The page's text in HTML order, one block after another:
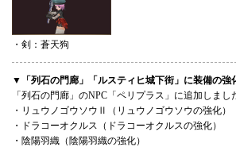
・剣：蒼天狗
▼「列石の門廊」「ルスティヒ城下街」に装備の強
「列石の門廊」のNPC「ペリプラス」に追加しまし
・リュウノゴウソウⅡ（リュウノゴウソウの強化）
・ドラコーオクルス（ドラコーオクルスの強化）
・陰陽羽織（陰陽羽織の強化）